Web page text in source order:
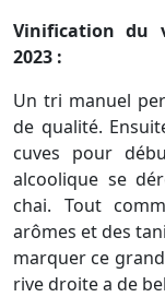
Vinification du
2023 :
Un tri manuel
de qualité.
cuves pour
alcoolique se
chai. Tout
arômes et des
marquer ce
rive droite a de